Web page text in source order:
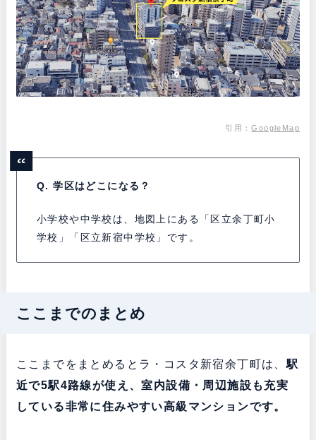
引用：GoogleMap
Q. 学区はどこになる？
小学校や中学校は、地図上にある「区立余丁町小
学校」「区立新宿中学校」です。
ここまでのまとめ
ここまでをまとめるとラ・コスタ新宿余丁町は、駅
近で5駅4路線が使え、室内設備・周辺施設も充実
している非常に住みやすい高級マンションです。